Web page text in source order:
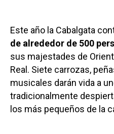
Este año la Cabalgata
de alrededor de 500
sus majestades de
Real. Siete carrozas,
musicales darán vida a
tradicionalmente
los más pequeños de la